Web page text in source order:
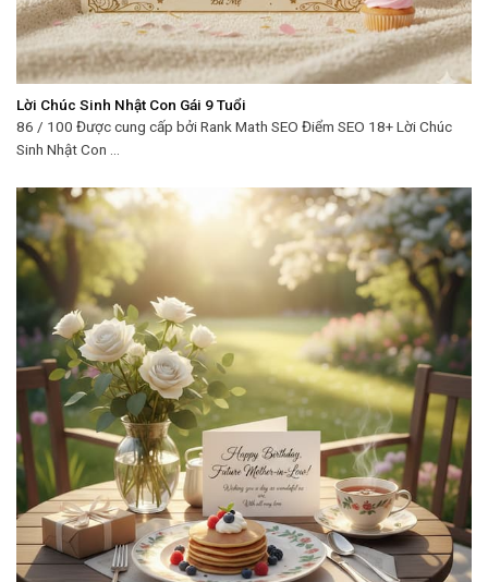
Lời Chúc Sinh Nhật Con Gái 9 Tuổi
86 / 100 Được cung cấp bởi Rank Math SEO Điểm SEO 18+ Lời Chúc
Sinh Nhật Con ...